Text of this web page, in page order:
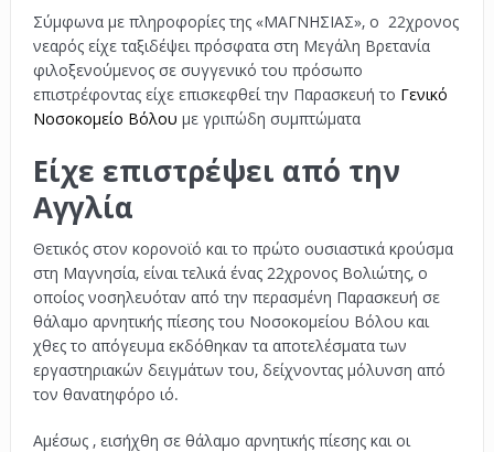
Σύμφωνα με πληροφορίες της «ΜΑΓΝΗΣΙΑΣ», ο 22χρονος
νεαρός είχε ταξιδέψει πρόσφατα στη Μεγάλη Βρετανία
φιλοξενούμενος σε συγγενικό του πρόσωπο
επιστρέφοντας είχε επισκεφθεί την Παρασκευή το Γενικό
Νοσοκομείο Βόλου με γριπώδη συμπτώματα
Είχε επιστρέψει από την
Αγγλία
Θετικός στον κορονοϊό και το πρώτο ουσιαστικά κρούσμα
στη Μαγνησία, είναι τελικά ένας 22χρονος Βολιώτης, ο
οποίος νοσηλευόταν από την περασμένη Παρασκευή σε
θάλαμο αρνητικής πίεσης του Νοσοκομείου Βόλου και
χθες το απόγευμα εκδόθηκαν τα αποτελέσματα των
εργαστηριακών δειγμάτων του, δείχνοντας μόλυνση από
τον θανατηφόρο ιό.
Αμέσως , εισήχθη σε θάλαμο αρνητικής πίεσης και οι